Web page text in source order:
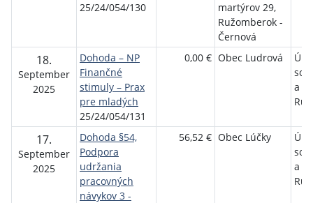
25/24/054/130
martýrov 29,
Ružomberok -
Černová
18.
September
2025
Dohoda – NP
Finančné
stimuly – Prax
pre mladých
25/24/054/131
0,00 € Obec Ludrová
a
17.
September
2025
Dohoda §54,
Podpora
udržania
pracovných
návykov 3 -
56,52 € Obec Lúčky
a